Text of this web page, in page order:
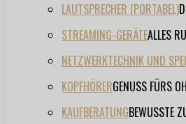
LAUTSPRECHER (PORTABEL)
STREAMING-GERÄTEALLES
NETZWERKTECHNIK UND
KOPFHÖRERGENUSS FÜRS
KAUFBERATUNGBEWUSSTE